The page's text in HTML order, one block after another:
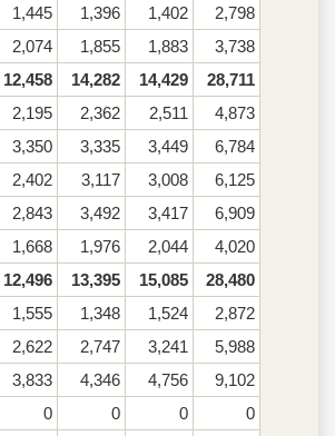
1,445 1,396 1,402
2,798
2,074 1,855 1,883
3,738
12,458 14,282 14,429
28,711
2,195 2,362 2,511
4,873
3,350 3,335 3,449
6,784
2,402 3,117 3,008
6,125
2,843 3,492 3,417
6,909
1,668 1,976 2,044
4,020
12,496 13,395 15,085
28,480
1,555 1,348 1,524
2,872
2,622 2,747 3,241
5,988
3,833 4,346 4,756
9,102
0 0 0
0